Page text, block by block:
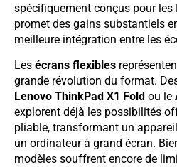
spécifiquement conçus pour les
promet des gains substantiels
meilleure intégration entre les
Les écrans flexibles
grande révolution du format.
Lenovo ThinkPad X1 Fold ou le
explorent déjà les possibilités
pliable, transformant un
un ordinateur à grand écran.
modèles souffrent encore de